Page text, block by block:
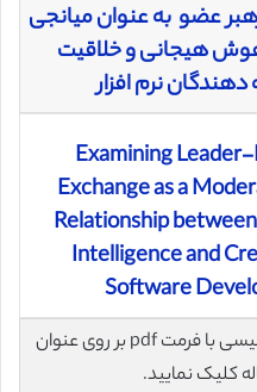
عضو به عنوان میانجی
هیجانی و خلاقیت
نرم افزار
Examining
Exchange as a
Relationship
Intelligence and
Software
برای دانلود رایگان مقاله انگلیسی با فرمت pdf بر روی عنوان
کلیک نمایید.